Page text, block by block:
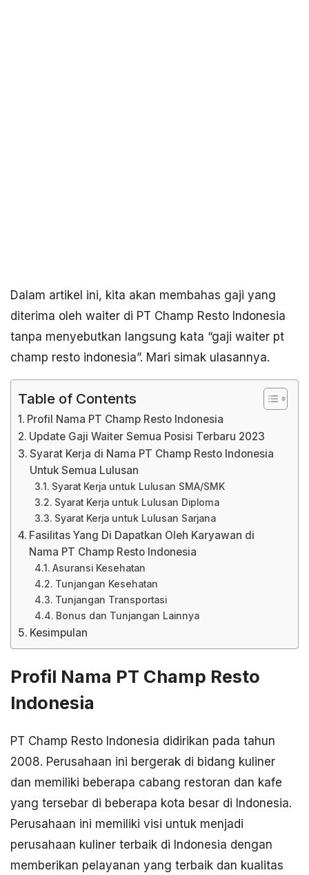
Dalam artikel ini, kita akan membahas gaji yang
diterima oleh waiter di PT Champ Resto Indonesia
tanpa menyebutkan langsung kata “gaji waiter pt
champ resto indonesia”. Mari simak ulasannya.
Table of Contents
Profil Nama PT Champ Resto Indonesia
Update Gaji Waiter Semua Posisi Terbaru 2023
Syarat Kerja di Nama PT Champ Resto Indonesia
Untuk Semua Lulusan
Syarat Kerja untuk Lulusan SMA/SMK
Syarat Kerja untuk Lulusan Diploma
Syarat Kerja untuk Lulusan Sarjana
Fasilitas Yang Di Dapatkan Oleh Karyawan di
Nama PT Champ Resto Indonesia
Asuransi Kesehatan
Tunjangan Kesehatan
Tunjangan Transportasi
Bonus dan Tunjangan Lainnya
Kesimpulan
Profil Nama PT Champ Resto
Indonesia
PT Champ Resto Indonesia didirikan pada tahun
2008. Perusahaan ini bergerak di bidang kuliner
dan memiliki beberapa cabang restoran dan kafe
yang tersebar di beberapa kota besar di Indonesia.
Perusahaan ini memiliki visi untuk menjadi
perusahaan kuliner terbaik di Indonesia dengan
memberikan pelayanan yang terbaik dan kualitas